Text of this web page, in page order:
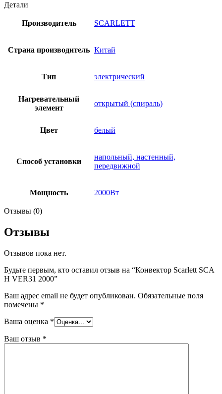
Детали
Производитель SCARLETT
Страна производитель Китай
Тип электрический
Нагревательный
элемент
открытый (спираль)
Цвет белый
Способ установки
напольный, настенный,
передвижной
Мощность 2000Вт
Отзывы (0)
Отзывы
Отзывов пока нет.
Будьте первым, кто оставил отзыв на “Конвектор Scarlett SCA
H VER31 2000”
Ваш адрес email не будет опубликован. Обязательные поля
помечены *
Ваша оценка *
Ваш отзыв *